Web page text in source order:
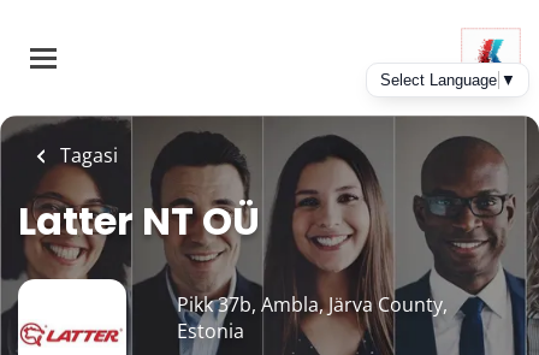
main
Tagasi
Latter NT OÜ
Pikk 37b, Ambla, Järva County,
Estonia